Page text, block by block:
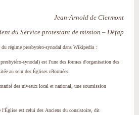
Jean-Arnold de Clermont
du Service protestant de mission – Défap
régime presbytéro-synodal dans Wikipedia :
synodal) est l'une des formes d'organisation des
au sein des Églises réformées.
des niveaux local et national, une soumission
l'Église est celui des Anciens du consistoire, dit